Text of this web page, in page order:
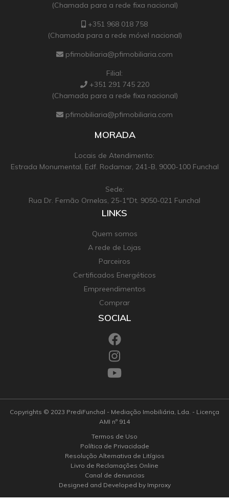
(Chamada para a rede fixa nacional)
+351 968 018 758
(Chamada para a rede móvel nacional)
pfimobiliaria@pfimobiliaria.com
Filial:
+351 291 745 220
(Chamada para a rede fixa nacional)
pfimobiliaria@pfimobiliaria.com
MORADA
Locais de Atendimento:
Estrada Monumental, Edf. Rodamar, 241-B, 9000-100 Funchal
Sede:
Rua Dr. Fernão Ornelas, 25-1ºDt. 9050-021 Funchal
LINKS
Quem somos
A rede de Lojas
Parceiros
Certificados Energéticos
Empreendimentos
Comprar
SOCIAL
Copyrights © 2023 PrediFunchal - Mediação Imobiliária, Lda. - Licença
AMI nº 914
Termos de Uso
Política de Privacidade
Resolução Alternativa de Litígios
Livro de Reclamações Online
Canal de denuncias
Designed and Developed by Improxy